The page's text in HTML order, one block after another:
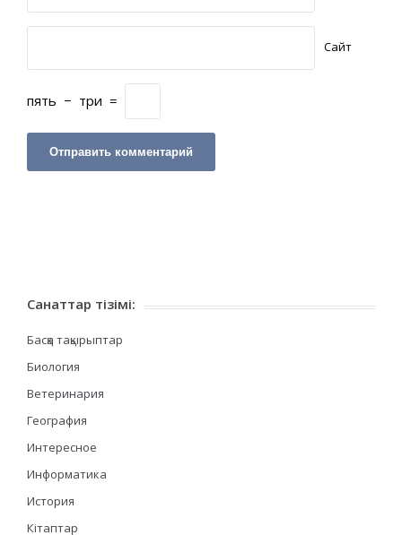
Сайт
пять − три =
Санаттар тізімі:
Басқа тақырыптар
Биология
Ветеринария
География
Интересное
Информатика
История
Кітаптар